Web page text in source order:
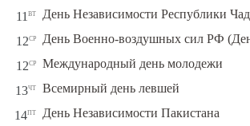
11 вт День Независимости Республики Чад
12ср День Военно-воздушных сил РФ
12ср Международный день молодежи
13чт Всемирный день левшей
14пт День Независимости Пакистана